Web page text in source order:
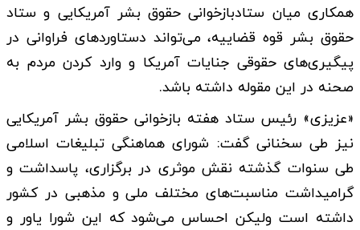
همکاری میان ستادبازخوانی حقوق بشر آمریکایی و ستاد
حقوق بشر قوه قضاییه، می‌تواند دستاوردهای فراوانی در
پیگیری‌های حقوقی جنایات آمریکا و وارد کردن مردم به
صحنه در این مقوله داشته باشد.
«عزیزی» رئیس ستاد هفته بازخوانی حقوق بشر آمریکایی
نیز طی سخنانی گفت: شورای هماهنگی تبلیغات اسلامی
طی سنوات گذشته نقش موثری در برگزاری، پاسداشت و
گرامیداشت مناسبت‌های مختلف ملی و مذهبی در کشور
داشته است ولیکن احساس می‌شود که این شورا یاور و